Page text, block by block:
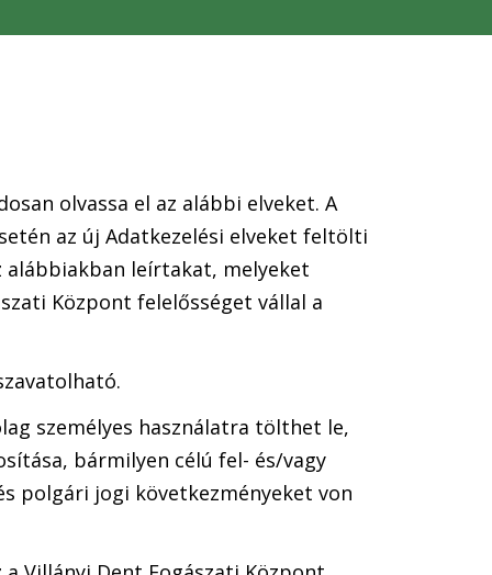
olvassa el az alábbi elveket. A
az új Adatkezelési elveket feltölti
alábbiakban leírtakat, melyeket
Központ felelősséget vállal a
személyes használatra tölthet le,
bármilyen célú fel- és/vagy
polgári jogi következményeket von